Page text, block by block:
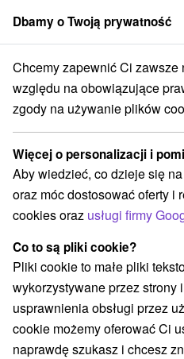
członek grupySorger
Apartmány Demänovská
Apartmány
Kategorie
Wszystkie kategorie
Hotele
Apartmány(38) Chaty na
Drevenice (14) Penzióny
Wybierz lokalizację
Wsie i miasta
Dbamy o Twoją prywatność
Chcemy zapewnić Ci zawsze
względu na obowiązujące
zgody na używanie plików
Więcej o personalizacji i
Aby wiedzieć, co dzieje się
oraz móc dostosować oferty i
cookies oraz usługi firmy
Co to są pliki cookie?
Pliki cookie to małe pliki
wykorzystywane przez strony
usprawnienia obsługi przez
cookie możemy oferować Ci
naprawdę szukasz i chcesz